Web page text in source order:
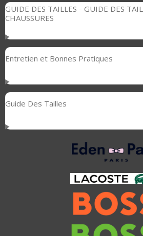
GUIDE DES TAILLES - GUIDE DES
CHAUSSURES
Entretien et Bonnes Pratiques
Guide Des Tailles